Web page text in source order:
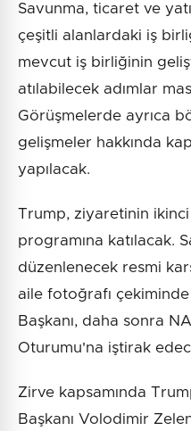
Savunma, ticaret ve
çeşitli alanlardaki iş
mevcut iş birliğinin
atılabilecek adımlar
Görüşmelerde ayrıca
gelişmeler hakkında
yapılacak.
Trump, ziyaretinin
programına katılacak.
düzenlenecek resmi
aile fotoğrafı
Başkanı, daha sonra
Oturumu'na iştirak
Zirve kapsamında
Başkanı Volodimir